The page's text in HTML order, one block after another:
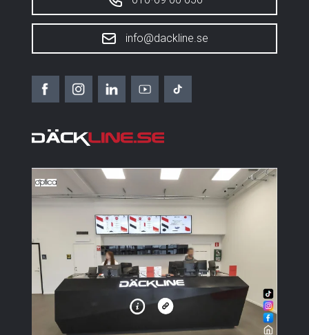
info@dackline.se